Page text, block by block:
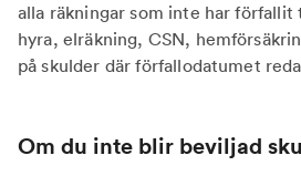
alla räkningar som inte har förfallit
hyra, elräkning, CSN,
på skulder där förfallodatumet
Om du inte blir beviljad